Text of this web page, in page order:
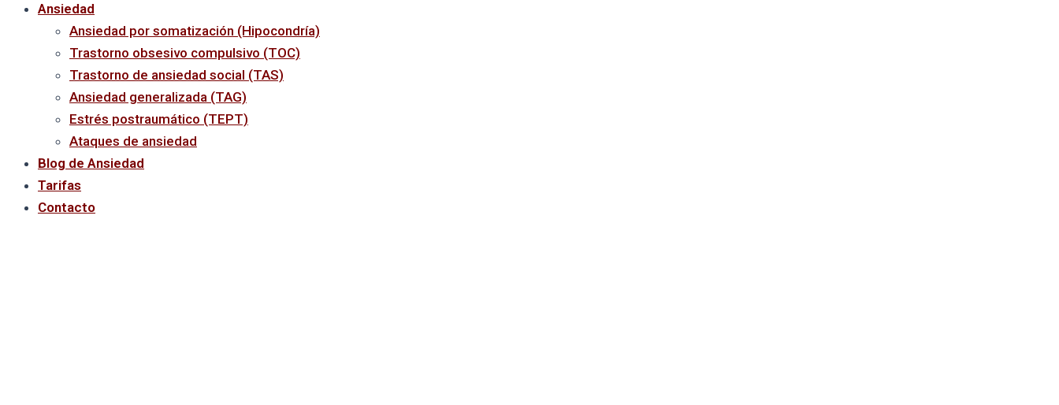
Ansiedad
Ansiedad por somatización (Hipocondría)
Trastorno obsesivo compulsivo (TOC)
Trastorno de ansiedad social (TAS)
Ansiedad generalizada (TAG)
Estrés postraumático (TEPT)
Ataques de ansiedad
Blog de Ansiedad
Tarifas
Contacto